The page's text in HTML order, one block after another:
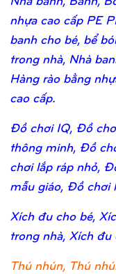
nhựa cao cấp PE
banh cho bé, bể
trong nhà, Nhà
Hàng rào bằng
cao cấp.
Đồ chơi IQ, Đồ
thông minh, Đồ
chơi lắp ráp nhỏ,
mẫu giáo, Đồ chơi
Xích đu cho bé,
trong nhà, Xích
Thú nhún, Thú